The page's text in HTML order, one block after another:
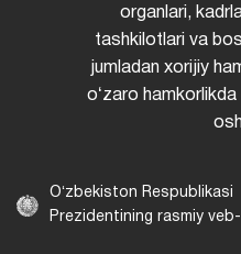
organlari,
tashkilotlari va
jumladan xorijiy
oʻzaro
Oʻzbekiston Respublikasi
Prezidentining rasmiy